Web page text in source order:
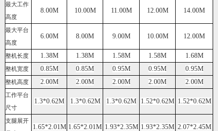
最大工作
高度
8.00M 10.00M 11.00M 12.00M 14.00M
最大平台
高度
6.00M 8.00M 9.00M 10.00M 12.00M
整机长度 1.38M 1.38M 1.58M 1.58M 1.68M
整机宽度 0.85M 0.85M 0.95M 0.95M 0.95M
整机高度 2.00M 2.00M 2.00M 2.00M 2.00M
工作平台
尺寸
1.3*0.62M 1.3*0.62M 1.3*0.62M 1.52*0.62M 1.52*0.62M
支腿展开
1.65*2.01M 1.65*2.01M 1.93*2.35M 1.93*2.35M 2.07*2.45M